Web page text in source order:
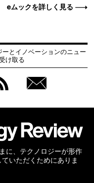
eムックを詳しく見る
ーとイノベーションのニュー
け取る
に、テクノロジーが形作
いただくためにありま